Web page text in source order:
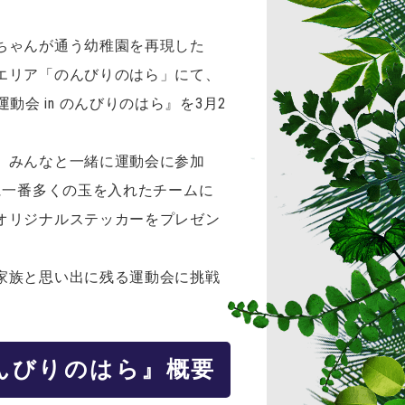
んが通う幼稚園を再現した
ア「のんびりのはら」にて、
動会 in のんびりのはら』を3月2
みんなと一緒に運動会に参加
番多くの玉を入れたチームに
ジナルステッカーをプレゼン
族と思い出に残る運動会に挑戦
びりのはら』概要